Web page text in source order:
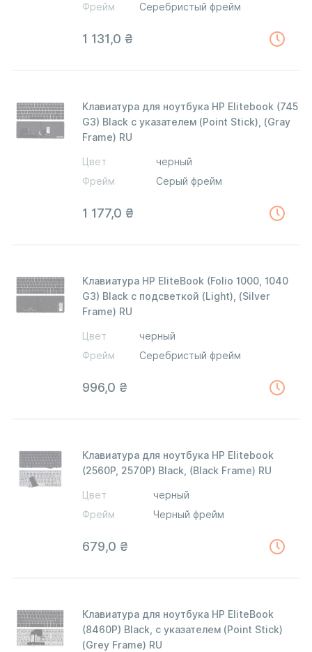
Фрейм Серебристый фрейм
1 131,0 ₴
Клавиатура для ноутбука HP Elitebook (745
G3) Black с указателем (Point Stick), (Gray
Frame) RU
Цвет
черный
Фрейм
Серый фрейм
1 177,0 ₴
Клавиатура HP EliteBook (Folio 1000, 1040
G3) Black с подсветкой (Light), (Silver
Frame) RU
Цвет
черный
Фрейм
Серебристый фрейм
996,0 ₴
Клавиатура для ноутбука HP Elitebook
(2560P, 2570P) Black, (Black Frame) RU
Цвет
черный
Фрейм
Черный фрейм
679,0 ₴
Клавиатура для ноутбука HP EliteBook
(8460P) Black, с указателем (Point Stick)
(Grey Frame) RU